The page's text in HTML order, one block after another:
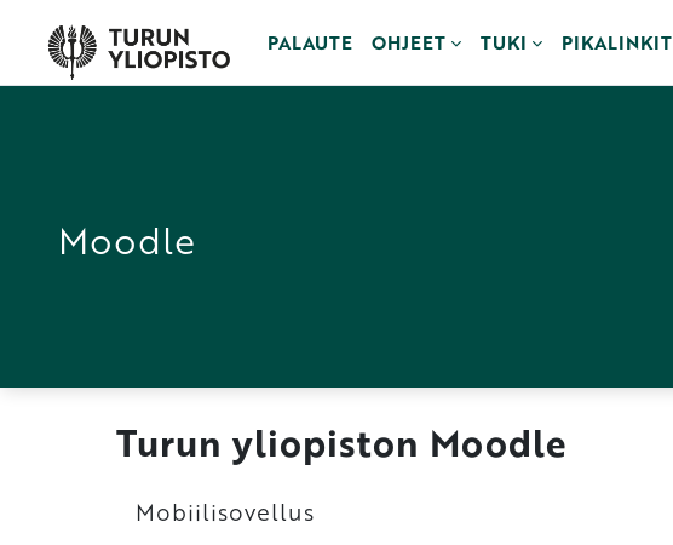
PALAUTE
OHJEET TUKI PIKALINKIT
Moodle
Turun yliopiston Moodle
Pääsisältölohkot
Mobiilisovellus